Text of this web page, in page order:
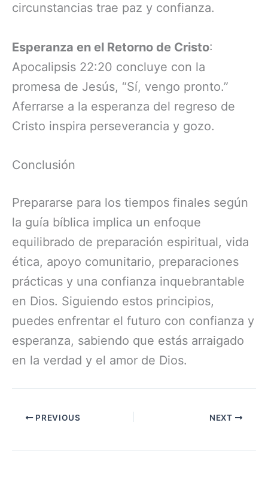
circunstancias trae paz y confianza.
Esperanza en el Retorno de Cristo:
Apocalipsis 22:20 concluye con la
promesa de Jesús, “Sí, vengo pronto.”
Aferrarse a la esperanza del regreso de
Cristo inspira perseverancia y gozo.
Conclusión
Prepararse para los tiempos finales según
la guía bíblica implica un enfoque
equilibrado de preparación espiritual, vida
ética, apoyo comunitario, preparaciones
prácticas y una confianza inquebrantable
en Dios. Siguiendo estos principios,
puedes enfrentar el futuro con confianza y
esperanza, sabiendo que estás arraigado
en la verdad y el amor de Dios.
PREVIOUS NEXT